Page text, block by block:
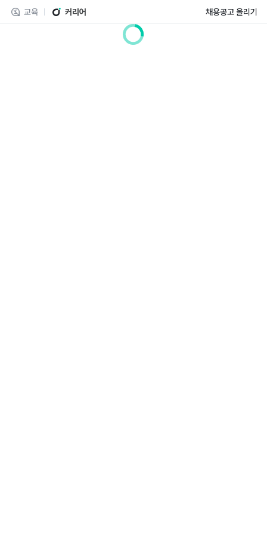
교육 커리어 채용공고 올리기